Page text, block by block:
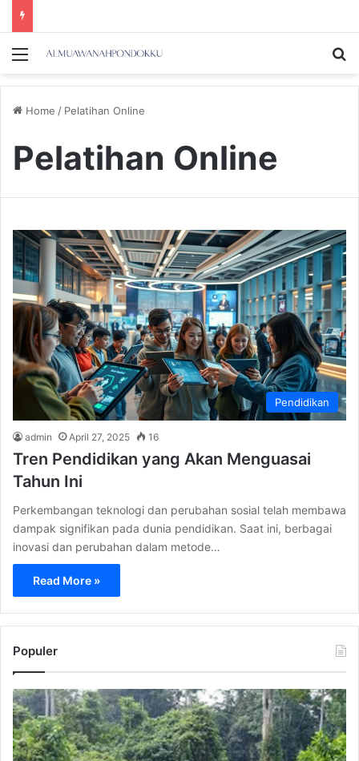
Menu
Home / Pelatihan Online
Pelatihan Online
Pendidikan
admin April 27, 2025 16
Tren Pendidikan yang Akan Menguasai
Tahun Ini
Perkembangan teknologi dan perubahan sosial telah membawa
dampak signifikan pada dunia pendidikan. Saat ini, berbagai
inovasi dan perubahan dalam metode…
Read More »
Populer